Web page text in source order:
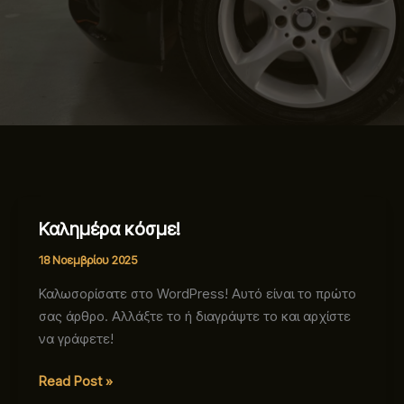
Καλημέρα κόσμε!
18 Νοεμβρίου 2025
Καλωσορίσατε στο WordPress! Αυτό είναι το πρώτο
σας άρθρο. Αλλάξτε το ή διαγράψτε το και αρχίστε
να γράφετε!
Καλημέρα
Read Post »